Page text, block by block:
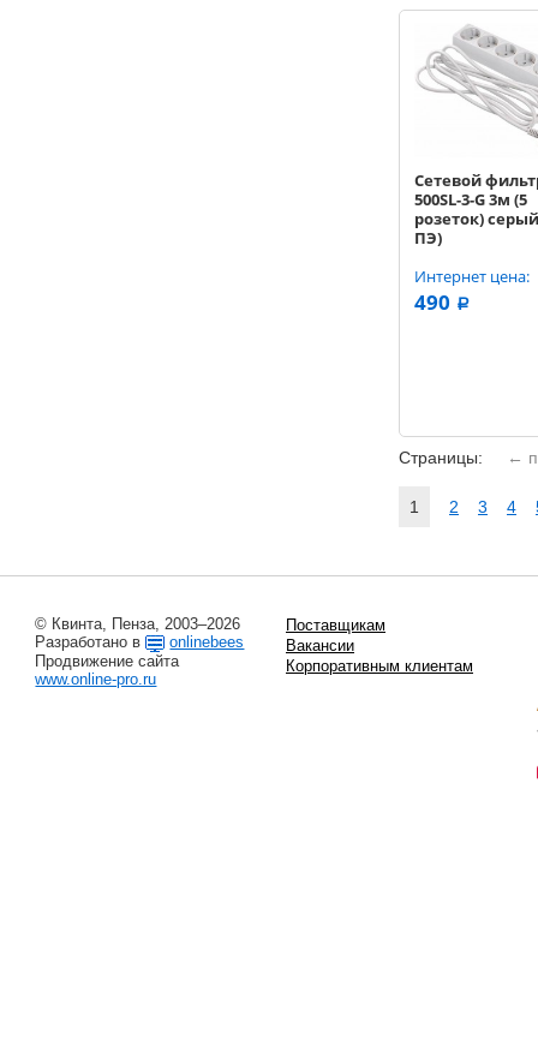
Сетевой
500SL-3-G 3м (5
розеток)
ПЭ)
Интернет цена:
490 a
Страницы: ←
1 2 3 4
© Квинта, Пенза, 2003–2026
Разработано в
onlinebees
Продвижение сайта
www.online-pro.ru
Поставщикам
Вакансии
Корпоративным клиентам